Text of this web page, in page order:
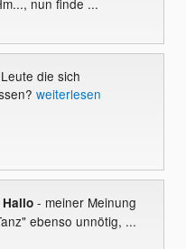
die sich
weiterlesen
Hallo- meiner Meinung
ebenso unnötig, ...